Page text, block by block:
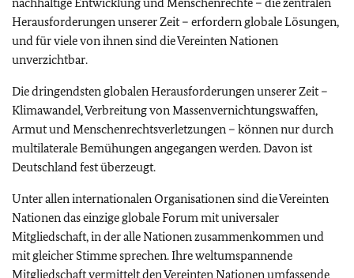
Herausforderungen unserer Zeit – erfordern globale Lösungen,
und für viele von ihnen sind die Vereinten Nationen
unverzichtbar.
Die dringendsten globalen Herausforderungen unserer Zeit –
Klimawandel, Verbreitung von Massenvernichtungswaffen,
Armut und Menschenrechtsverletzungen – können nur durch
multilaterale Bemühungen angegangen werden. Davon ist
Deutschland fest überzeugt.
Unter allen internationalen Organisationen sind die Vereinten
Nationen das einzige globale Forum mit universaler
Mitgliedschaft, in der alle Nationen zusammenkommen und
mit gleicher Stimme sprechen. Ihre weltumspannende
Mitgliedschaft vermittelt den Vereinten Nationen umfassende